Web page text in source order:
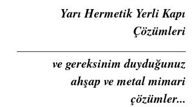
Yarı Hermetik Yerli Kapı
Çözümleri
ve gereksinim duyduğunuz
ahşap ve metal mimari
çözümler...